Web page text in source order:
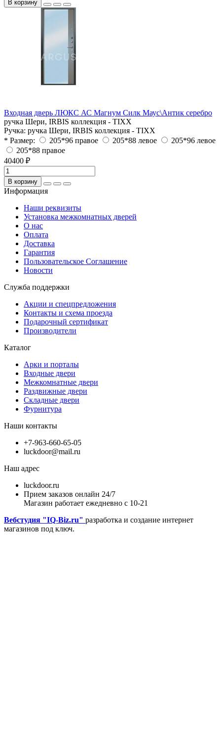
В корзину
Входная дверь ЛЮКС АС Магнум Силк Маус\Антик серебро
ручка Шери, IRBIS коллекция - TIXX
Ручка: ручка Шери, IRBIS коллекция - TIXX
* Размер:
205*96 правое 205*88 левое
205*96 левое
205*88 правое
40400 ₽
В корзину
Информация
Наши реквизиты
Установка межкомнатных дверей
О нас
Оплата
Доставка
Гарантия
Пользовательское Соглашение
Новости
Служба поддержки
Акции и спецпредложения
Контакты и схема проезда
Подарочный сертификат
Производители
Каталог
Арки и порталы
Входные двери
Межкомнатные двери
Раздвижные двери
Складные двери
Фурнитура
Наши контакты
+7-963-660-65-05
luckdoor@mail.ru
Наш адрес
luckdoor.ru
Прием заказов онлайн 24/7
Магазин работает ежедневно с 10-21
Вебстудия "IQ-Biz.ru" разработка и создание интернет
магазинов под ключ.